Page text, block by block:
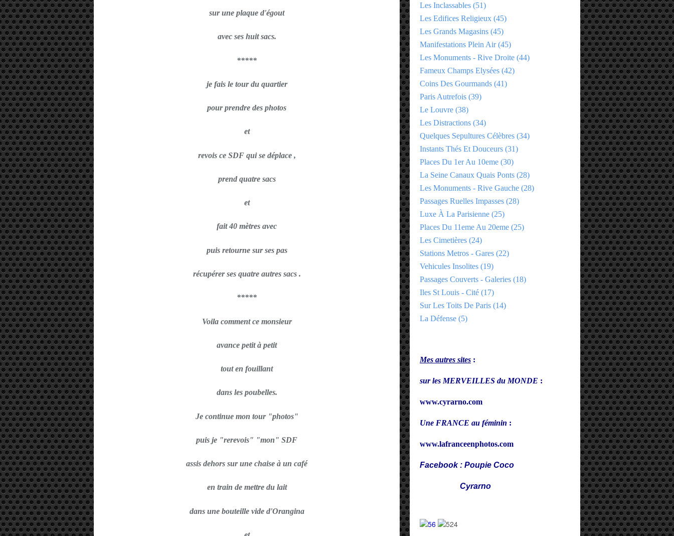
sur une plaque d'égout
avec ses huit sacs.
*****
je fais le tour du quartier
pour prendre des photos
et
revois ce SDF qui se déplace ,
prend quatre sacs
et
fait 40 mètres avec
puis retourne sur ses pas
récupérer ses quatre autres sacs .
*****
Voila comment ce monsieur
avance petit à petit
tout en fouillant
dans les poubelles.
Je continue mon tour "photos"
puis je "rerevois" "mon" SDF
assis dehors sur une chaise à un café
en train de mettre du lait
dans une bouteille vide d'Orangina
Les Inclassables (51)
Les Edifices Religieux (45)
Les Grands Magasins (45)
Manifestations Plein Air(45)
Les Monuments - Rive Droite (44)
Fameux Champs Elysées (42)
Coins Des Gourmands (41)
Paris Autrefois (39)
Le Louvre (38)
Les Distractions (34)
Quelques Sepultures Célèbres (34)
Instants Thés Et Douceurs (31)
Places Du 1er Au 10eme (30)
La Seine Canaux Quais Ponts (28)
Les Monuments - Rive Gauche (28)
Passages Ruelles Impasses (28)
Luxe À La Parisienne (25)
Places Du 11eme Au 20eme (25)
Les Cimetières (24)
Stations Metros - Gares (22)
Vehicules Insolites (19)
Passages Couverts - Galeries (18)
Iles St Louis - Cité (17)
Sur Les Toits De Paris (14)
La Défense (5)
Mes autres sites :
sur les MERVEILLES du MONDE :
www.cyrarno.com
Une FRANCE au féminin :
www.lafranceenphotos.com
Facebook : Poupie Coco
Cyrarno